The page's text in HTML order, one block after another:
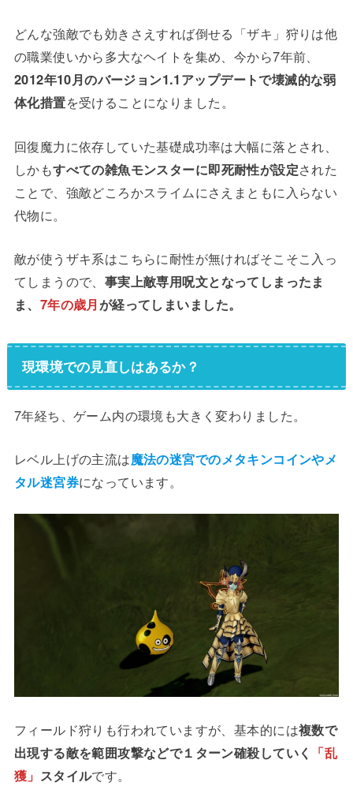
どんな強敵でも効きさえすれば倒せる「ザキ」狩りは他
の職業使いから多大なヘイトを集め、今から7年前、
2012年10月のバージョン1.1アップデートで壊滅的な弱
体化措置を受けることになりました。
回復魔力に依存していた基礎成功率は大幅に落とされ、
しかもすべての雑魚モンスターに即死耐性が設定された
ことで、強敵どころかスライムにさえまともに入らない
代物に。
敵が使うザキ系はこちらに耐性が無ければそこそこ入っ
てしまうので、 事実上敵専用呪文となってしまったま
ま、 7年の歳月が経ってしまいました。
現環境での見直しはあるか？
7年経ち、ゲーム内の環境も大きく変わりました。
レベル上げの主流は魔法の迷宮でのメタキンコインやメ
タル迷宮券になっています。
フィールド狩りも行われていますが、基本的には複数で
出現する敵を範囲攻撃などで１ターン確殺していく 「乱
獲」 スタイルです。